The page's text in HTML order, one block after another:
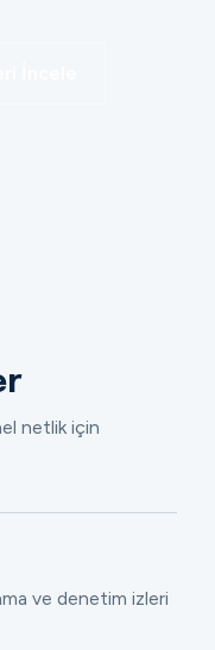
netlik için
ve denetim izleri